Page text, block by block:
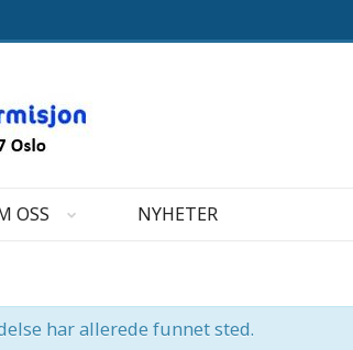
OSS NYHETER
har allerede funnet sted.